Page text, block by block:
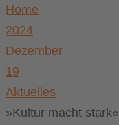
Home
2024
Dezember
19
Aktuelles
»Kultur macht